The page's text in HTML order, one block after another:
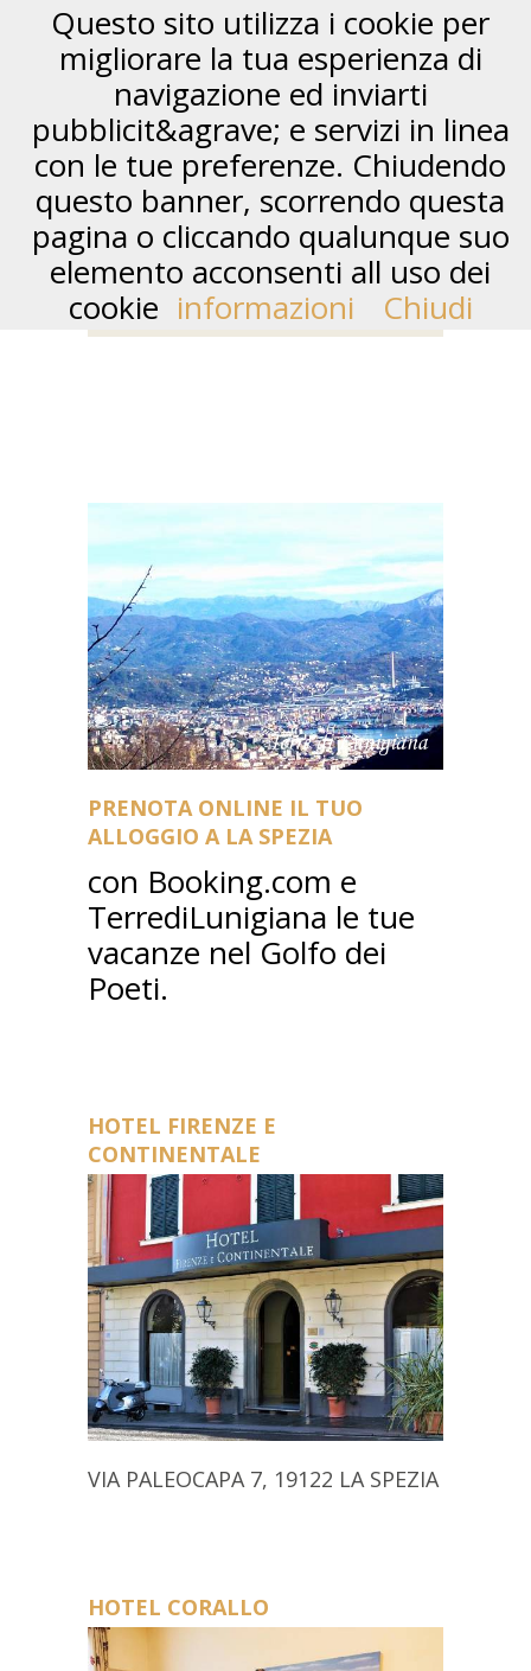
HOTEL LA SPEZIA
PRENOTA ONLINE IL TUO
ALLOGGIO A LA SPEZIA
con Booking.com e
TerrediLunigiana le tue
vacanze nel Golfo dei
Poeti.
HOTEL FIRENZE E
CONTINENTALE
VIA PALEOCAPA 7, 19122 LA SPEZIA
HOTEL CORALLO
Questo sito utilizza i cookie per
migliorare la tua esperienza di
navigazione ed inviarti
pubblicit&agrave; e servizi in linea
con le tue preferenze. Chiudendo
questo banner, scorrendo questa
pagina o cliccando qualunque suo
elemento acconsenti all uso dei
cookie informazioni Chiudi